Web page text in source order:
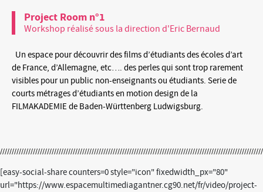
Project Room n°1
Workshop réalisé sous la direction d'Eric Bernaud
Un espace pour découvrir des films d’étudiants des écoles d’art
de France, d’Allemagne, etc…. des perles qui sont trop rarement
visibles pour un public non-enseignants ou étudiants. Serie de
courts métrages d’étudiants en motion design de la
FILMAKADEMIE de Baden-Württenberg Ludwigsburg.
[easy-social-share counters=0 style="icon" fixedwidth_px="80"
url="https://www.espacemultimediagantner.cg90.net/fr/video/project-